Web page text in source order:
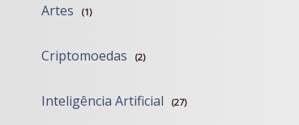
Artes (1)
Criptomoedas (2)
Inteligência Artificial (27)